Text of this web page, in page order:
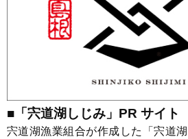
■「宍道湖しじみ」PR サイト
宍道湖漁業組合が作成した「宍道